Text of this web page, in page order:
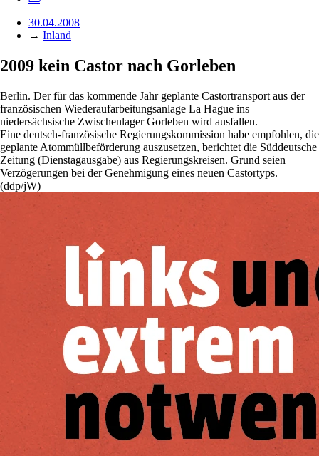
30.04.2008
→ Inland
2009 kein Castor nach Gorleben
Berlin. Der für das kommende Jahr geplante Castortransport aus der
französischen Wiederaufarbeitungsanlage La Hague ins
niedersächsische Zwischenlager Gorleben wird ausfallen.
Eine deutsch-französische Regierungskommission habe empfohlen, die
geplante Atommüllbeförderung auszusetzen, berichtet die Süddeutsche
Zeitung (Dienstagausgabe) aus Regierungskreisen. Grund seien
Verzögerungen bei der Genehmigung eines neuen Castortyps.
(ddp/jW)